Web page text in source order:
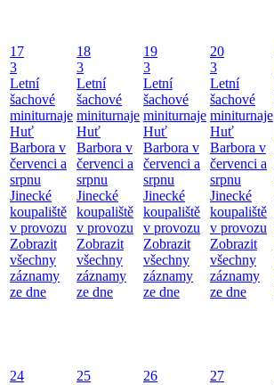
17
3
Letní
šachové
miniturnaje
Huť
Barbora v
červenci a
srpnu
Jinecké
koupaliště
v provozu
Zobrazit
všechny
záznamy
ze dne
18
3
Letní
šachové
miniturnaje
Huť
Barbora v
červenci a
srpnu
Jinecké
koupaliště
v provozu
Zobrazit
všechny
záznamy
ze dne
19
3
Letní
šachové
miniturnaje
Huť
Barbora v
červenci a
srpnu
Jinecké
koupaliště
v provozu
Zobrazit
všechny
záznamy
ze dne
20
3
Letní
šachové
miniturnaje
Huť
Barbora v
červenci a
srpnu
Jinecké
koupaliště
v provozu
Zobrazit
všechny
záznamy
ze dne
24
25
26
27